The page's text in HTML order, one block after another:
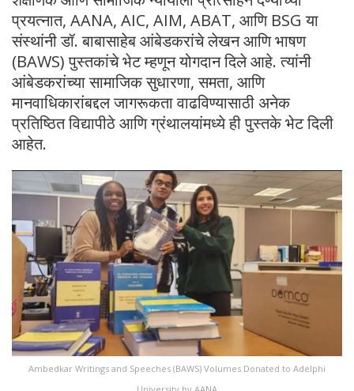
प्रयत्नात, AANA, AIC, AIM, ABAT, आणि BSG या
संस्थांनी डॉ. बाबासाहेब आंबेडकरांचे लेखन आणि भाषण
(BAWS) पुस्तकांचे भेट म्हणून योगदान दिले आहे. त्यांनी
आंबेडकरांच्या सामाजिक सुधारणा, समता, आणि
मानवाधिकारांबद्दल जागरूकता वाढविण्यासाठी अनेक
प्रतिष्ठित विद्यापीठे आणि ग्रंथालयांमध्ये ही पुस्तके भेट दिली
आहेत.
Ambedkar Writings and Speeches (BAWS) Volumes Donated to Adelphi